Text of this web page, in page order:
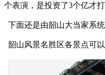
个表演，是投资了3个亿才打
下面还是由韶山大当家系
韶山风景名胜区各景点可以